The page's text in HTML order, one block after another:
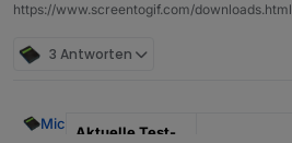
https://www.screentogif.com/downloads.html
3 Antworten
Mic
Aktuelle Test-